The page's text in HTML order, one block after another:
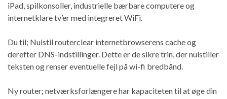
iPad, spilkonsoller, industrielle bærbare computere og
internetklare tv’er med integreret WiFi.
Du til; Nulstil routerclear internetbrowserens cache og
derefter DNS-indstillinger. Dette er de sikre trin, der nulstiller
teksten og renser eventuelle fejl på wi-fi bredbånd.
Ny router; netværksforlængere har kapaciteten til at øge din